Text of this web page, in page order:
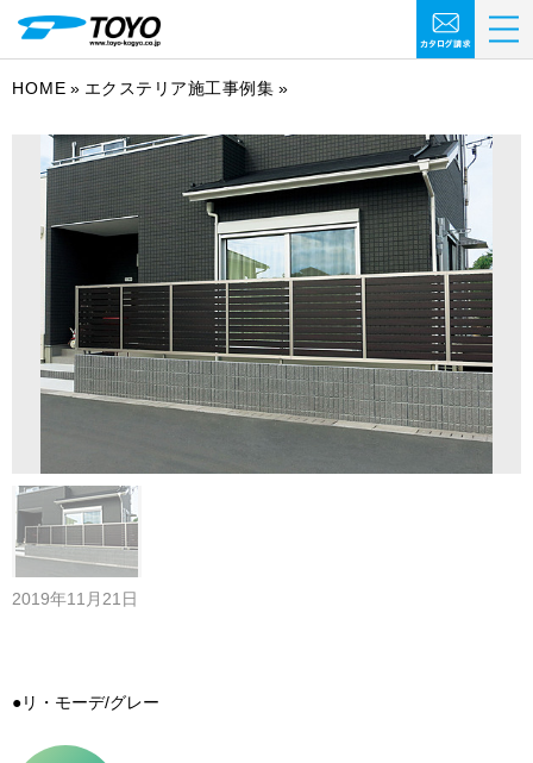
HOME エクステリア施工事例集
2019年11月21日
●リ・モーデ/グレー